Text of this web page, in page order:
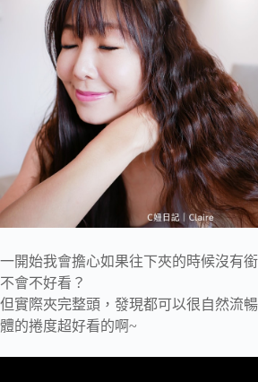
一開始我會擔心如果往下夾的時候沒有
不會不好看？
但實際夾完整頭，發現都可以很自然流
體的捲度超好看的啊~